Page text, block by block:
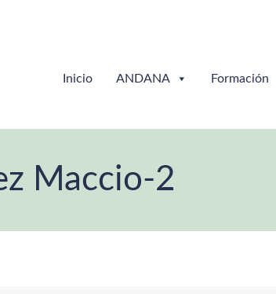
Inicio ANDANA Formación
Maccio-2